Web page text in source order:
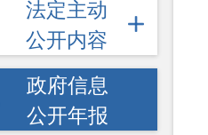
法定主动
公开内容
政府信息
公开年报